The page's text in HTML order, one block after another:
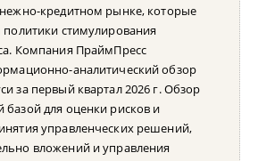
кредитном рынке, которые
политики стимулирования
Компания ПраймПресс
аналитический обзор
за первый квартал 2026 г. Обзор
для оценки рисков и
управленческих решений,
вложений и управления